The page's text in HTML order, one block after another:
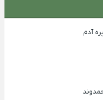
آدم